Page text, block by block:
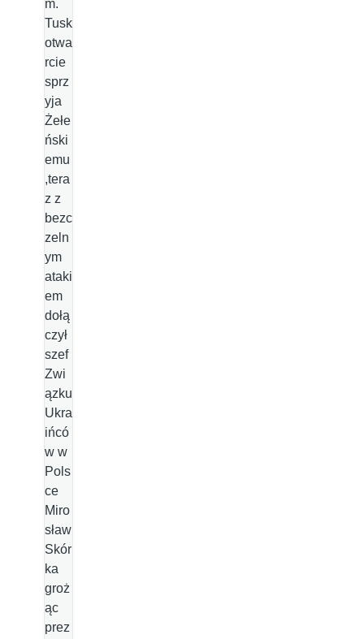
m.
Tusk
otwa
rcie
sprz
yja
Żełe
ński
emu
,tera
z z
bezc
zeln
ym
ataki
em
dołą
czył
szef
Zwi
ązku
Ukra
ińcó
w w
Pols
ce
Miro
sław
Skór
ka
groż
ąc
prez